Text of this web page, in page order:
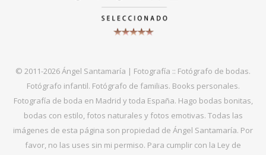
© 2011-2026 Ángel Santamaría | Fotografía :: Fotógrafo de bodas.
Fotógrafo infantil. Fotógrafo de familias. Books personales.
Fotografía de boda en Madrid y toda España. Hago bodas bonitas,
bodas con estilo, fotos naturales y fotos emotivas. Todas las
imágenes de esta página son propiedad de Ángel Santamaría. Por
favor, no las uses sin mi permiso. Para cumplir con la Ley de